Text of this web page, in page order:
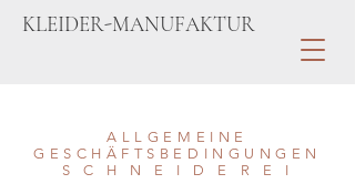
KLEIDER-MANUFAKTUR
ALLGEMEINE
GESCHÄFTSBEDINGUNGEN
S C H N E I D E R E I